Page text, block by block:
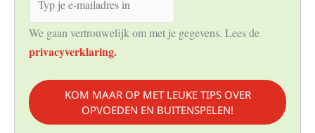
We gaan vertrouwelijk om met je gegevens. Lees de
privacyverklaring.
KOM MAAR OP MET LEUKE TIPS OVER
OPVOEDEN EN BUITENSPELEN!